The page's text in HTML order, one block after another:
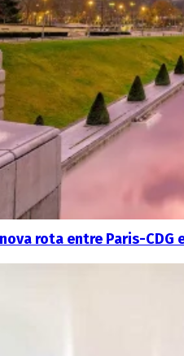
rota entre Paris-CDG